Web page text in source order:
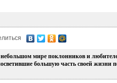
мире поклонников и
большую часть своей жизни